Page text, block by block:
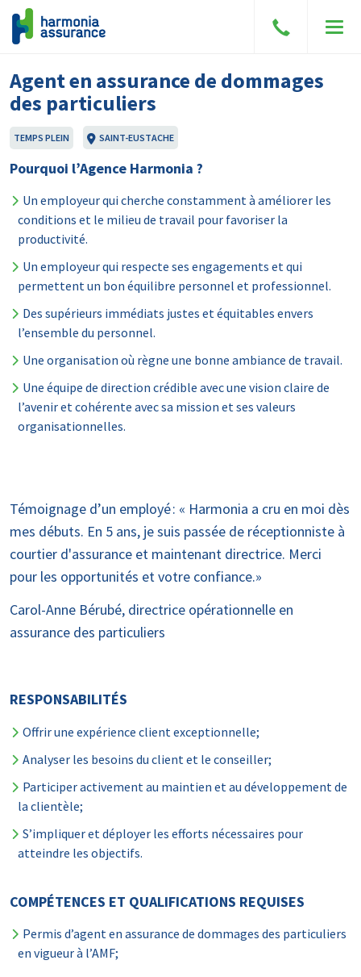
un
courtier
Agent en assurance de dommages
des particuliers
TEMPS PLEIN SAINT-EUSTACHE
Pourquoi l’Agence Harmonia ?
Un employeur qui cherche constamment à améliorer les
conditions et le milieu de travail pour favoriser la
productivité.
Un employeur qui respecte ses engagements et qui
permettent un bon équilibre personnel et professionnel.
Des supérieurs immédiats justes et équitables envers
l’ensemble du personnel.
Une organisation où règne une bonne ambiance de travail.
Une équipe de direction crédible avec une vision claire de
l’avenir et cohérente avec sa mission et ses valeurs
organisationnelles.
Témoignage d’un employé : « Harmonia a cru en moi dès
mes débuts. En 5 ans, je suis passée de réceptionniste à
courtier d'assurance et maintenant directrice. Merci
pour les opportunités et votre confiance.»
Carol-Anne Bérubé, directrice opérationnelle en
assurance des particuliers
RESPONSABILITÉS
Offrir une expérience client exceptionnelle;
Analyser les besoins du client et le conseiller;
Participer activement au maintien et au développement de
la clientèle;
S’impliquer et déployer les efforts nécessaires pour
atteindre les objectifs.
COMPÉTENCES ET QUALIFICATIONS REQUISES
Permis d’agent en assurance de dommages des particuliers
en vigueur à l’AMF;